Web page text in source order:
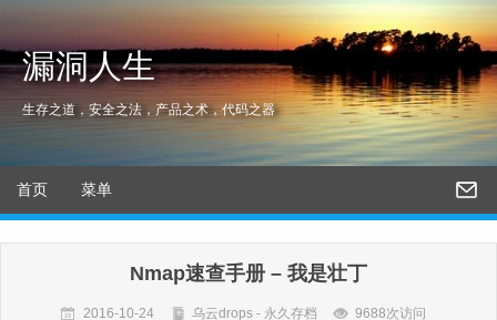
漏洞人生
生存之道，安全之法，产品之术，代码之器
首页 菜单
Nmap速查手册 – 我是壮丁
2016-10-24 乌云drops - 永久存档 9688次访问